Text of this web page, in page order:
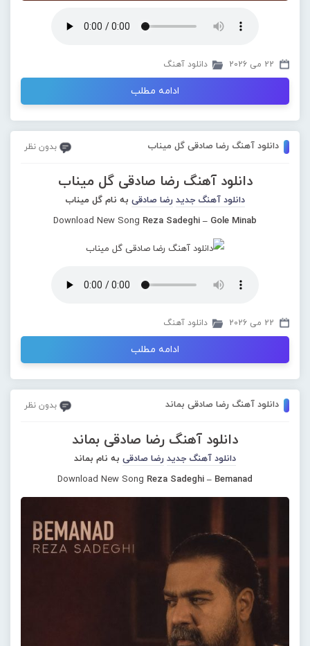
22 می 2026 دانلود آهنگ
ادامه مطلب
دانلود آهنگ رضا صادقی گل میناب بدون نظر
دانلود آهنگ رضا صادقی گل میناب
دانلود آهنگ جدید رضا صادقی به نام گل میناب
Download New Song Reza Sadeghi – Gole Minab
22 می 2026 دانلود آهنگ
ادامه مطلب
دانلود آهنگ رضا صادقی بماند بدون نظر
دانلود آهنگ رضا صادقی بماند
دانلود آهنگ جدید رضا صادقی به نام بماند
Download New Song Reza Sadeghi – Bemanad